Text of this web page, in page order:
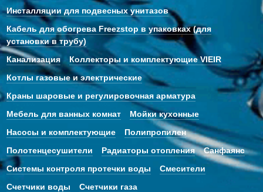
Инсталляции для подвесных унитазов
Кабель для обогрева Freezstop в упаковках (для
установки в трубу)
Канализация
Коллекторы и комплектующие VIEIR
Котлы газовые и электрические
Краны шаровые и регулировочная арматура
Мебель для ванных комнат
Мойки кухонные
Насосы и комплектующие
Полипропилен
Полотенцесушители
Радиаторы отопления
Санфаянс
Системы контроля протечки воды
Смесители
Счетчики воды
Счетчики газа